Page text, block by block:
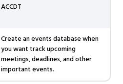
ACCDT
Create an events database when
you want track upcoming
meetings, deadlines, and other
important events.